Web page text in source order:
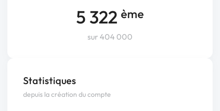
5 322 ème
sur 404 000
Statistiques
depuis la création du compte